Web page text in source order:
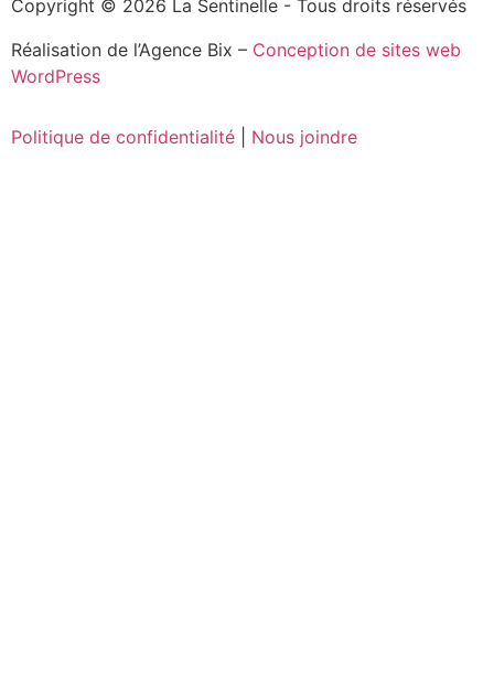
Copyright © 2026 La Sentinelle - Tous droits réservés
Réalisation de l’Agence Bix – Conception de sites web
WordPress
Politique de confidentialité Nous joindre